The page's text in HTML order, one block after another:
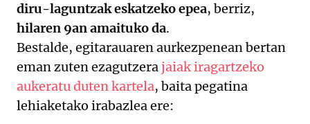
diru-laguntzak eskatzeko epea, berriz,
hilaren 9an amaituko da.
Bestalde, egitarauaren aurkezpenean bertan
eman zuten ezagutzerajaiak iragartzeko
aukeratu duten kartela, baita pegatina
lehiaketako irabazlea ere: